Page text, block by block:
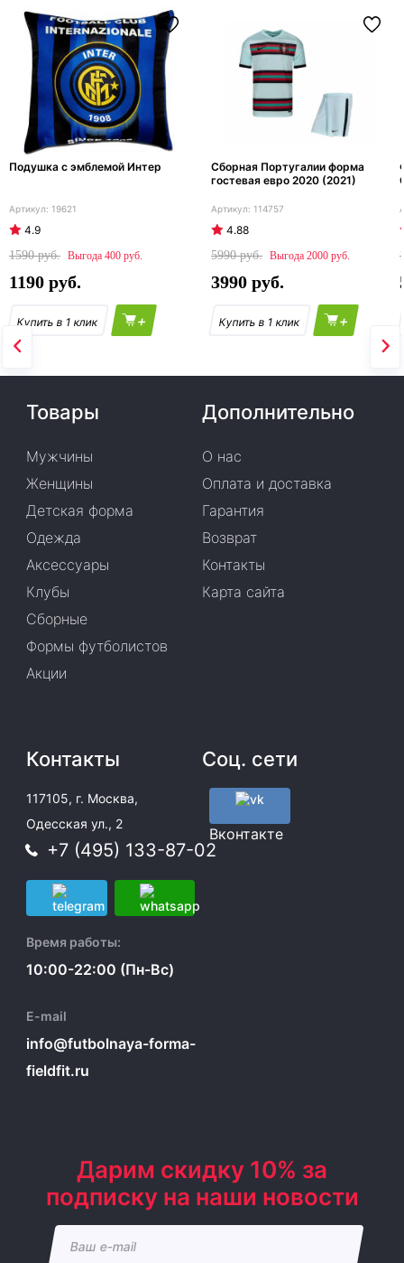
Подушка с эмблемой Интер
19621
4.9
1590
400
1190
+
Сборная Португалии форма
гостевая евро 2020 (2021)
114757
4.88
5990
2000
3990
+
Товары
Мужчины
Женщины
Детская форма
Одежда
Аксессуары
Клубы
Сборные
Формы футболистов
Акции
Дополнительно
О нас
Оплата и доставка
Гарантия
Возврат
Контакты
Карта сайта
Контакты
117105, г. Москва,
Одесская ул., 2
+7 (495) 133-87-02
Время работы:
10:00-22:00 (Пн-Вс)
E-mail
info@futbolnaya-forma-
fieldfit.ru
Соц. сети
Вконтакте
Дарим скидку 10% за
подписку на наши новости